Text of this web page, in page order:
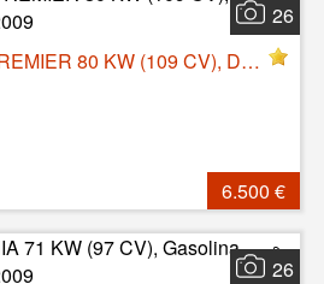
26
Citroen C5 1.6HDI PREMIER 80 KW (109 CV), Diesel, Manual, 184799 Km, 2009
6.500 €
26